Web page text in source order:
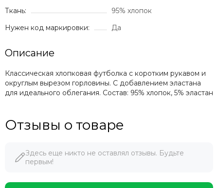
Ткань:
95% хлопок
Нужен код маркировки:
Да
Описание
Классическая хлопковая футболка с коротким рукавом и
округлым вырезом горловины. С добавлением эластана
для идеального облегания. Состав: 95% хлопок, 5% эластан
Отзывы о товаре
Здесь еще никто не оставлял отзывы. Будьте
первым!